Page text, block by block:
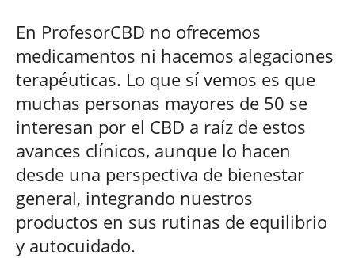
En ProfesorCBD no ofrecemos
medicamentos ni hacemos alegaciones
terapéuticas. Lo que sí vemos es que
muchas personas mayores de 50 se
interesan por el CBD a raíz de estos
avances clínicos, aunque lo hacen
desde una perspectiva de bienestar
general, integrando nuestros
productos en sus rutinas de equilibrio
y autocuidado.